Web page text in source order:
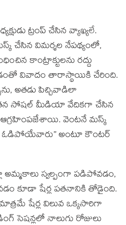
ట్రంప్ చేసిన వ్యాఖ్యలే.
చేసిన విమర్శల నేపథ్యంలో,
కాంట్రాక్టులను రద్దు
వివాదం తారాస్థాయికి చేరింది.
అతడు పిచ్చివాడిలా
తన సోషల్ మీడియా వేదికగా చేసిన
ఆగ్రహింపజేశాయి. వెంటనే మస్క్
ఓడిపోయేవారు” అంటూ కౌంటర్
స్వల్పంగా పడిపోవడం,
కూడా షేర్ల పతనానికి తోడైంది.
షేర్ల విలువ ఒక్కసారిగా
సెషన్లలో నాలుగు రోజులు